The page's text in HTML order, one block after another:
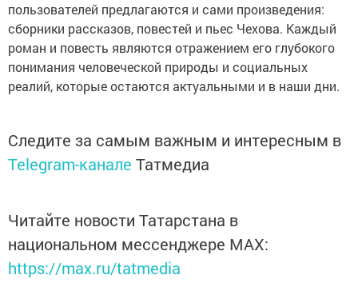
пользователей предлагаются и сами произведения:
сборники рассказов, повестей и пьес Чехова. Каждый
роман и повесть являются отражением его глубокого
понимания человеческой природы и социальных
реалий, которые остаются актуальными и в наши дни.
Следите за самым важным и интересным в
Telegram-канале Татмедиа
Читайте новости Татарстана в
национальном мессенджере MАХ:
https://max.ru/tatmedia